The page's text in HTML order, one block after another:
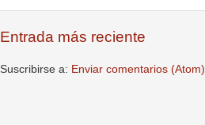
Entrada más reciente
Suscribirse a: Enviar comentarios (Atom)